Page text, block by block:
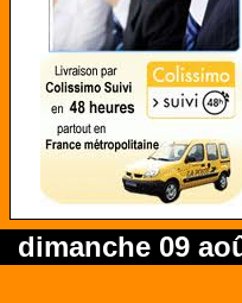
dimanche 09